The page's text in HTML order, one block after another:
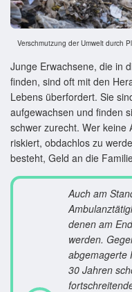
Verschmutzung der Umwelt durch
Junge Erwachsene, die in
finden, sind oft mit den
Lebens überfordert. Sie
aufgewachsen und finden
schwer zurecht. Wer keine
riskiert, obdachlos zu
besteht, Geld an die
Auch am
denen am
werden.
abge­magerte
30 Jahren